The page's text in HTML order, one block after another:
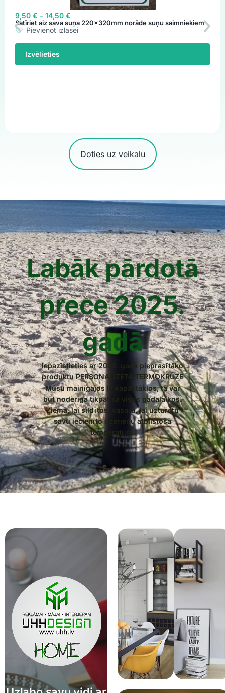
9,50 € – 14,50 €
Satīriet aiz sava suņa 220x320mm norāde suņu saimniekiem
Pievienot izlasei
Izvēlieties
Doties uz veikalu
Labāk pārdotā
prece 2025.
gadā
Iepazīstieties ar 2025. gada pieprasītāko
produktu PERSONALIZĒTA TERMOKRŪZE
Mūsu mainīgajos laikapastākļos, tā var
būt noderīga tikpat kā visos gadalaikos.
Ziemā, lai sildītos, vasarā, lai uzturētu
savu iecienīto dzērienu atbilstošā
temperatūrā.